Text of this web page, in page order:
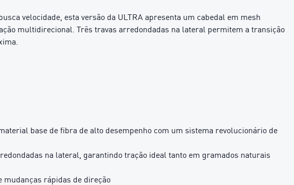
velocidade, esta versão da ULTRA apresenta um cabedal em mesh
multidirecional. Três travas arredondadas na lateral permitem a transição
base de fibra de alto desempenho com um sistema revolucionário de
na lateral, garantindo tração ideal tanto em gramados naturais
mudanças rápidas de direção